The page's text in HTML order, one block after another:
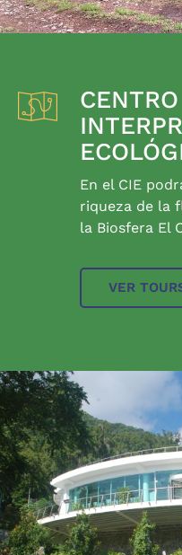
CENTRO
En el CIE
riqueza de la
la Biosfera El
VER